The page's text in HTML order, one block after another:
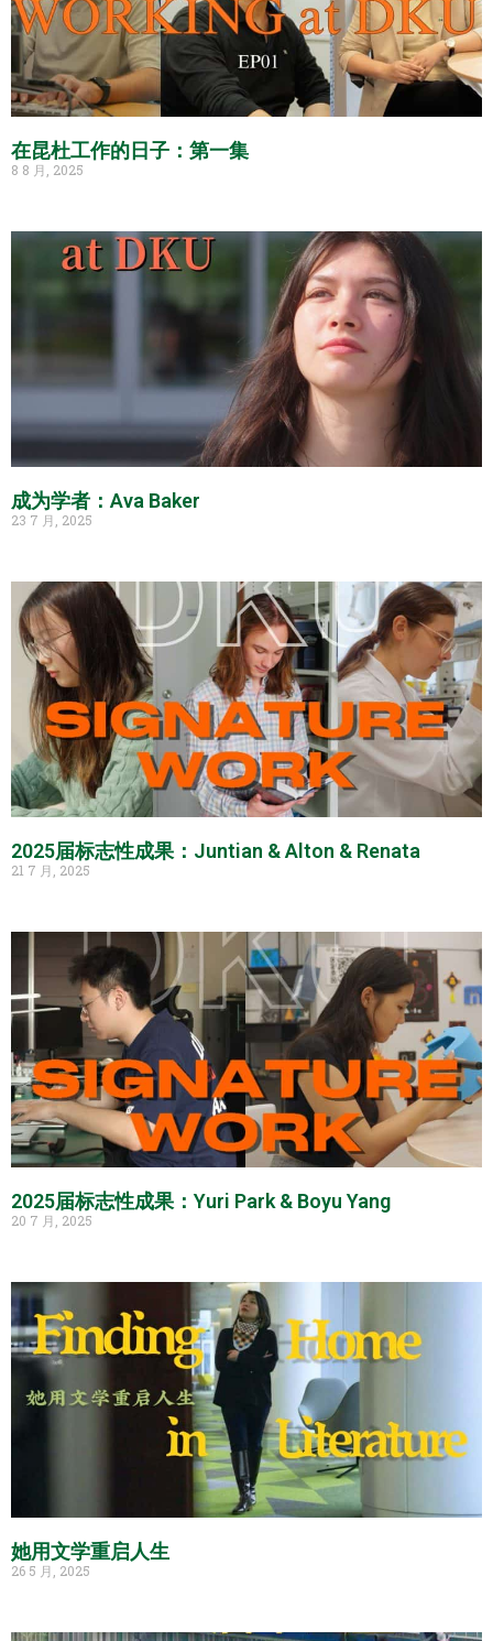
在昆杜工作的日子：第一集
8 8 月, 2025
成为学者：Ava Baker
23 7 月, 2025
2025届标志性成果：Juntian & Alton & Renata
21 7 月, 2025
2025届标志性成果：Yuri Park & Boyu Yang
20 7 月, 2025
她用文学重启人生
26 5 月, 2025